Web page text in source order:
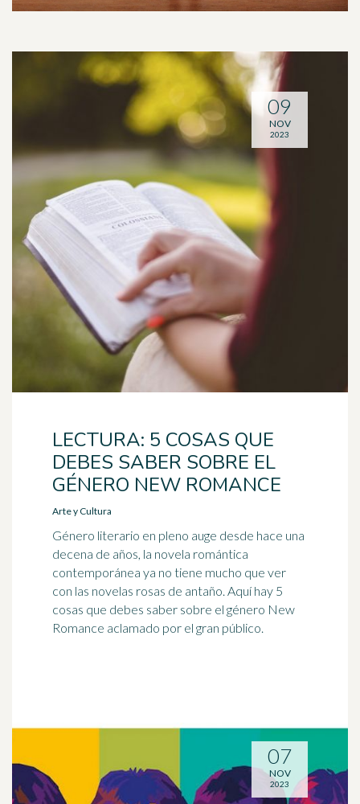
LECTURA: 5 COSAS QUE
DEBES SABER SOBRE EL
GÉNERO NEW ROMANCE
Arte y Cultura
Género literario en pleno auge desde hace una
decena de años, la novela romántica
contemporánea ya no tiene mucho que ver
con las novelas rosas de antaño. Aquí hay 5
cosas que debes saber sobre el género New
Romance aclamado por el gran público.
09
NOV
2023
07
NOV
2023